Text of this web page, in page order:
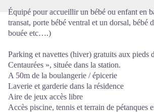
Équipé pour accueillir un bébé ou enfant en
transat, porte bébé ventral et un dorsal, bébé
bouée etc….)
Parking et navettes (hiver) gratuits aux pieds
Centaurées », située dans la station.
A 50m de la boulangerie / épicerie
Laverie et garderie dans la résidence
Aire de jeux accès libre
Accès piscine, tennis et terrain de pétanques